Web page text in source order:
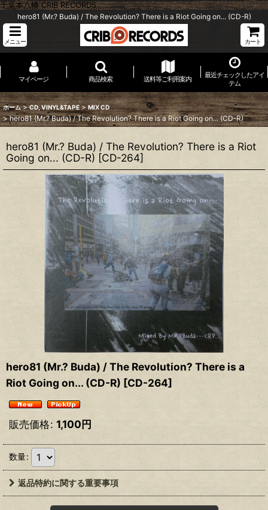
千葉本八幡 CRIB RECORDS
hero81 (Mr.? Buda) / The Revolution? There is a Riot Going on... (CD-R)
メニュー カート
マイページ 商品検索 送料等ご利用案内
最近チェックしたアイ
テム
ホーム > CD, VINYL&TAPE > MIX CD
> hero81 (Mr.? Buda) / The Revolution? There is a Riot Going on... (CD-R)
hero81 (Mr.? Buda) / The Revolution? There is a Riot
Going on... (CD-R) [CD-264]
hero81 (Mr.? Buda) / The Revolution? There is a
Riot Going on... (CD-R) [CD-264]
販売価格: 1,100円
数量:
返品特約に関する重要事項